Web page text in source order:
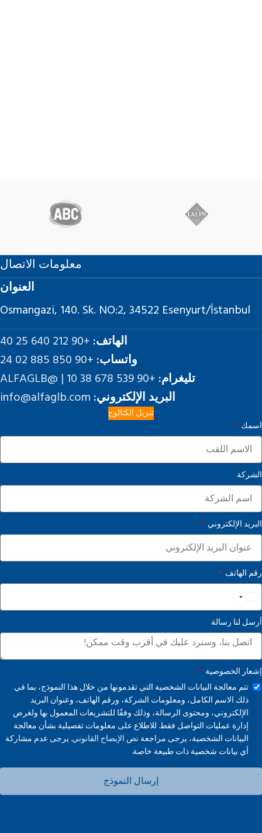
معلومات الاتصال
العنوان
Osmangazi, 140. Sk. NO:2, 34522 Esenyurt/İstanbul
الهاتف: +90 212 640 25 40
واتساب: +90 850 885 02 24
تليغرام: +90 539 678 38 10 | @ALFAGLB
البريد الإلكتروني: info@alfaglb.com
تنزيل الكتالوج
اسمك
الشركة
البريد الإلكتروني
رقم الهاتف
United
States
+1
أرسل لنا رسالة
إشعار الخصوصية
تتم معالجة البيانات الشخصية التي تقدمونها من خلال هذا النموذج، بما في
ذلك الاسم الكامل، ومعلومات الشركة، ورقم الهاتف، وعنوان البريد
الإلكتروني، ومحتوى الرسالة، وذلك وفقًا للتشريعات المعمول بها ولغرض
إدارة عمليات التواصل فقط. للاطلاع على معلومات تفصيلية بشأن معالجة
البيانات الشخصية، يرجى مراجعة نص الإيضاح القانوني.يرجى عدم مشاركة
أي بيانات شخصية ذات طبيعة خاصة.
إرسال النموذج